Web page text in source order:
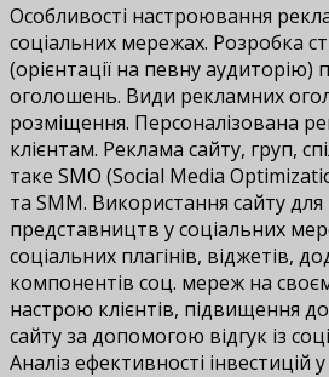
Особливості настроювання
соціальних мережах. Розробка
(орієнтації на певну аудиторію)
оголошень. Види рекламних
розміщення. Персоналізована
клієнтам. Реклама сайту, груп,
таке SMO (Social Media
та SMM. Використання сайту для
представництв у соціальних
соціальних плагінів, віджетів,
компонентів соц. мереж на
настрою клієнтів, підвищення
сайту за допомогою відгук із
Аналіз ефективності інвестицій